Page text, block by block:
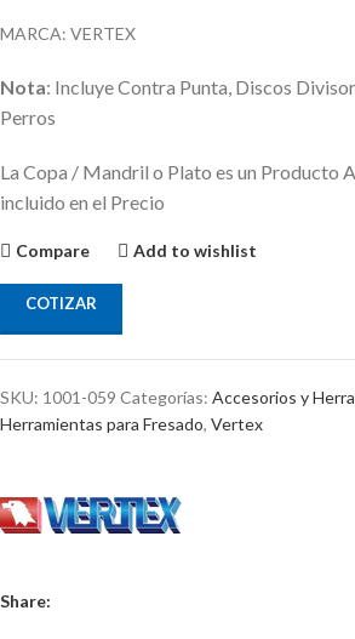
MARCA: VERTEX
Nota: Incluye Contra Punta, Discos
Perros
La Copa / Mandril o Plato es un Producto
incluido en el Precio
Compare Add to wishlist
COTIZAR
SKU: 1001-059 Categorías: Accesorios y
Herramientas para Fresado, Vertex
Share: